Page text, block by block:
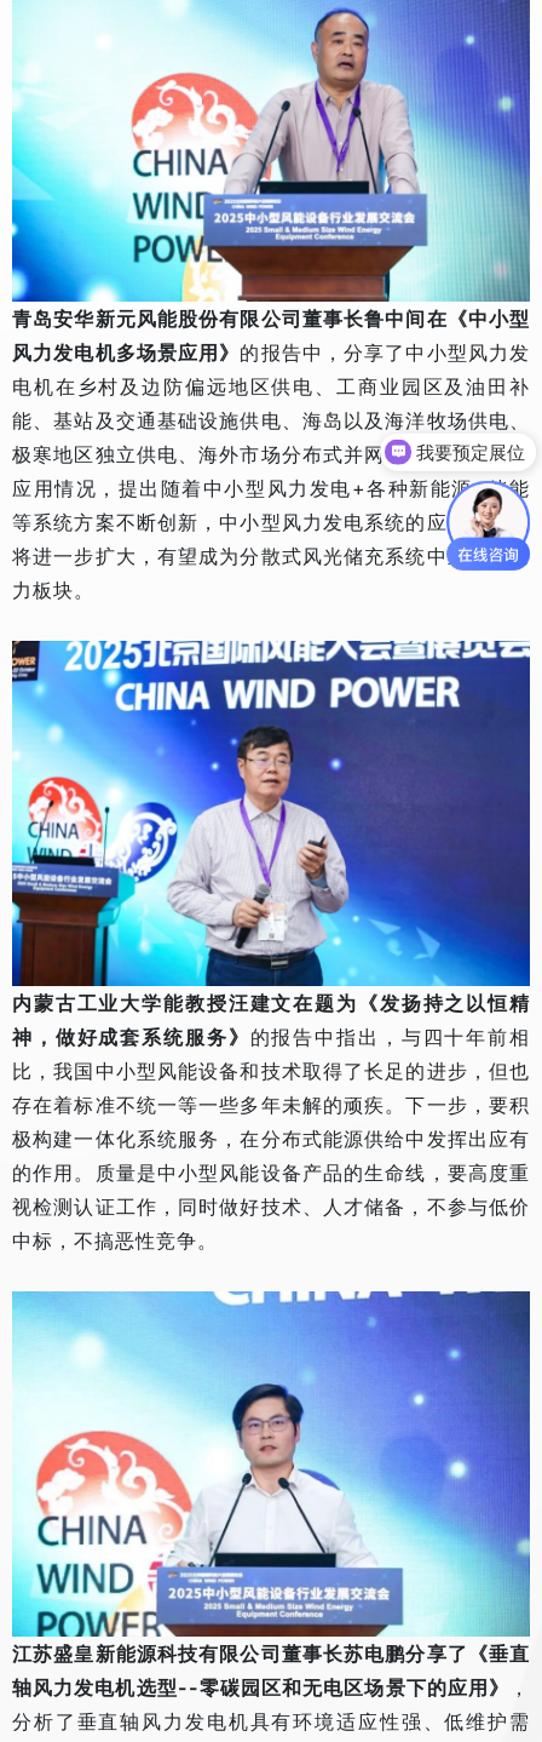
青岛安华新元风能股份有限公司董事长鲁中间在《中小型
风力发电机多场景应用》 的报告中，分享了中小型风力发
电机在乡村及边防偏远地区供电、工商业园区及油田补
能、基站及交通基础设施供电、海岛以及海洋牧场供电、
极寒地区独立供电、海外市场分布式并网等典型场景中的
应用情况，提出随着中小型风力发电+各种新能源+储能
等系统方案不断创新，中小型风力发电系统的应用的场景
将进一步扩大，有望成为分散式风光储充系统中重要的助
力板块。
内蒙古工业大学能教授汪建文在题为《发扬持之以恒精
神，做好成套系统服务》 的报告中指出，与四十年前相
比，我国中小型风能设备和技术取得了长足的进步，但也
存在着标准不统一等一些多年未解的顽疾。下一步，要积
极构建一体化系统服务，在分布式能源供给中发挥出应有
的作用。质量是中小型风能设备产品的生命线，要高度重
视检测认证工作，同时做好技术、人才储备，不参与低价
中标，不搞恶性竞争。
江苏盛皇新能源科技有限公司董事长苏电鹏分享了《垂直
轴风力发电机选型--零碳园区和无电区场景下的应用》
，
分析了垂直轴风力发电机具有环境适应性强、低维护需
我要预定展位